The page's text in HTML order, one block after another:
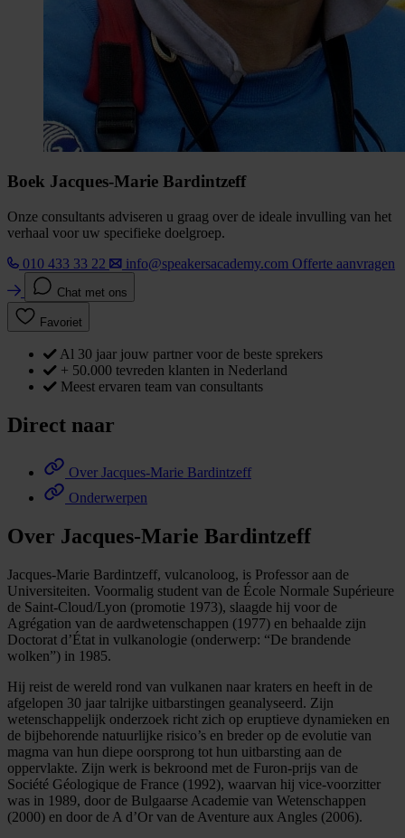
Boek Jacques-Marie Bardintzeff
Onze consultants adviseren u graag over de ideale invulling van het
verhaal voor uw specifieke doelgroep.
010 433 33 22
info@speakersacademy.com Offerte aanvragen
Chat met ons
Favoriet
Al 30 jaar jouw partner voor de beste sprekers
+ 50.000 tevreden klanten in Nederland
Meest ervaren team van consultants
Direct naar
Over Jacques-Marie Bardintzeff
Onderwerpen
Over Jacques-Marie Bardintzeff
Jacques-Marie Bardintzeff, vulcanoloog, is Professor aan de
Universiteiten. Voormalig student van de École Normale Supérieure
de Saint-Cloud/Lyon (promotie 1973), slaagde hij voor de
Agrégation van de aardwetenschappen (1977) en behaalde zijn
Doctorat d’État in vulkanologie (onderwerp: “De brandende
wolken”) in 1985.
Hij reist de wereld rond van vulkanen naar kraters en heeft in de
afgelopen 30 jaar talrijke uitbarstingen geanalyseerd. Zijn
wetenschappelijk onderzoek richt zich op eruptieve dynamieken en
de bijbehorende natuurlijke risico’s en breder op de evolutie van
magma van hun diepe oorsprong tot hun uitbarsting aan de
oppervlakte. Zijn werk is bekroond met de Furon-prijs van de
Société Géologique de France (1992), waarvan hij vice-voorzitter
was in 1989, door de Bulgaarse Academie van Wetenschappen
(2000) en door de A d’Or van de Aventure aux Angles (2006).